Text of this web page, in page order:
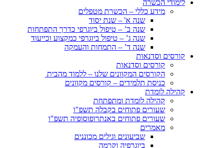
לימודי הכשרה
מידע כללי – הכשרת מטפלים
שנה א' – שנת יסוד
שנה ב’ – טיפול ביוגרפי כדרך התפתחות
שנה ג’ – טיפול ביוגרפי כמקצוע וכייעוד
שנה ד’ – התמחות והעמקה
קורסים וסדנאות
קורסים וסדנאות
הקורסים המקוונים שלנו – ללמוד מהבית
כניסת תלמידים – קורסים מקוונים
קהילה לומדת
קהילה לומדת ומתפתחת
שעורים פתוחים בקבלה תשפ"ו
שעורים פתוחים באנתרופוסופיה תשפ"ו
מאמרים
שביעונים וגילים מכוננים
ביוגרפיה וקרמה